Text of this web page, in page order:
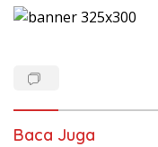
Baca Juga